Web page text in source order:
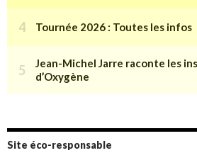
Site éco-responsable